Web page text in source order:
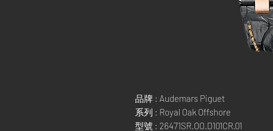
品牌 : Audemars Piguet
系列 : Royal Oak Offshore
型號 : 26471SR.OO.D101CR.01